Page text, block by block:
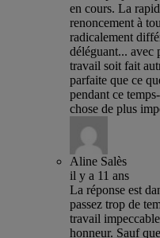
en cours. La
renoncement à
radicalement
déléguant... avec
travail soit fait
parfaite que ce
pendant ce
chose de plus
Aline Salès
il y a 11 ans
La réponse est
passez trop de
travail
honneur. Sauf